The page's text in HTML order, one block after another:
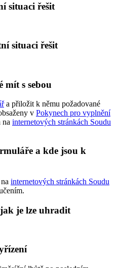
situaci řešit
situaci řešit
mít s sebou
a přiložit k němu požadované
v Pokynech pro vyplnění
na internetových stránkách Soudu
a kde jsou k
internetových stránkách Soudu
je lze uhradit